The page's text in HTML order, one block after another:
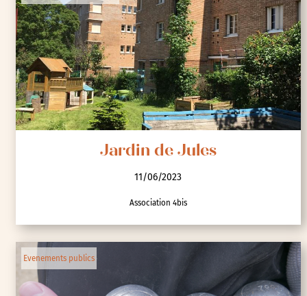
Archives municipales de Saint-Brieuc et Théâtre du Totem
Animations / Jeune public
Evenements publics
Jardin de Jules
Association 4bis